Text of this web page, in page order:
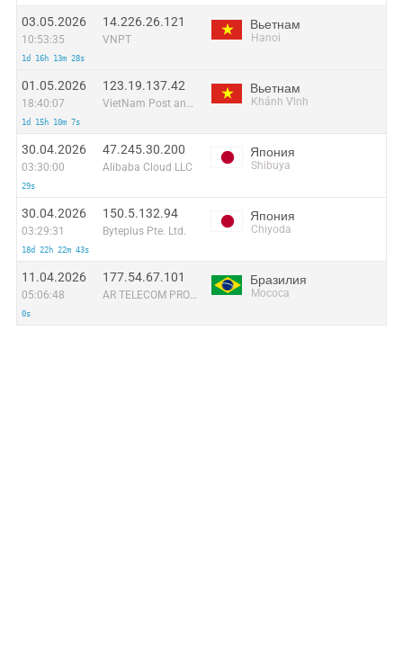
03.05.2026
10:53:35
1d 16h 13m 28s
14.226.26.121
VNPT
Вьетнам
Hanoi
01.05.2026
18:40:07
1d 15h 10m 7s
123.19.137.42
VietNam Post and Telecom Corporation
Вьетнам
Khánh Vĩnh
30.04.2026
03:30:00
29s
47.245.30.200
Alibaba Cloud LLC
Япония
Shibuya
30.04.2026
03:29:31
18d 22h 22m 43s
150.5.132.94
Byteplus Pte. Ltd.
Япония
Chiyoda
11.04.2026
05:06:48
0s
177.54.67.101
AR TELECOM PROVEDOR DE INTERNET LTDA
Бразилия
Mococa